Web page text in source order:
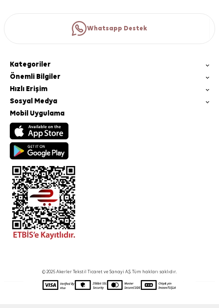
Whatsapp Destek
Kategoriler
Önemli Bilgiler
Hızlı Erişim
Sosyal Medya
Mobil Uygulama
© 2025 Akerler Tekstil Ticaret ve Sanayi A.Ş. Tüm hakları saklıdır.